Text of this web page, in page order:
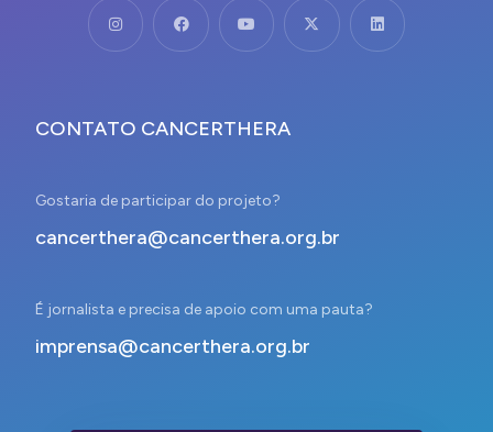
CONTATO CANCERTHERA
Gostaria de participar do projeto?
cancerthera@cancerthera.org.br
É jornalista e precisa de apoio com uma pauta?
imprensa@cancerthera.org.br